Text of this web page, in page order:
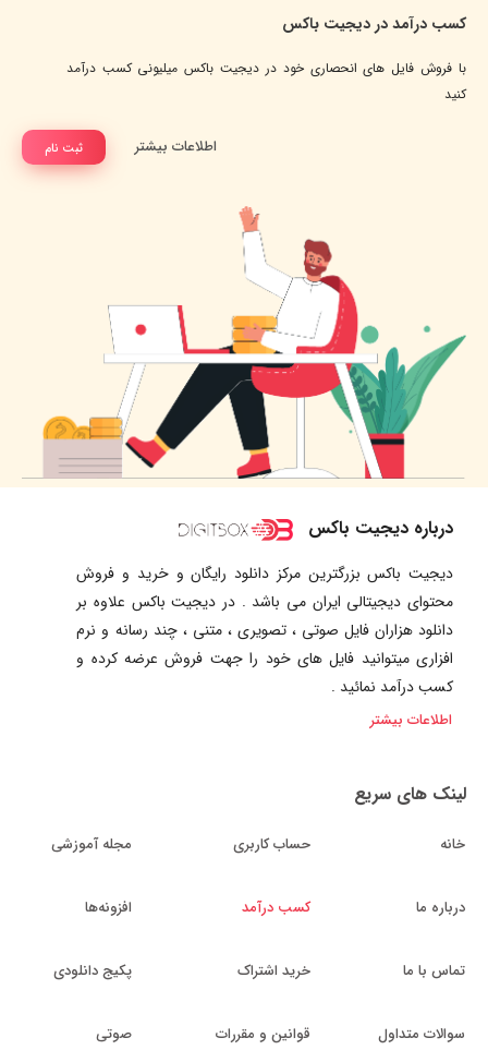
کسب درآمد در دیجیت باکس
با فروش فایل های انحصاری خود در دیجیت باکس میلیونی کسب درآمد
کنید
ثبت نام اطلاعات بیشتر
درباره دیجیت باکس
دیجیت باکس بزرگترین مرکز دانلود رایگان و خرید و فروش
محتوای دیجیتالی ایران می باشد . در دیجیت باکس علاوه بر
دانلود هزاران فایل صوتی ، تصویری ، متنی ، چند رسانه و نرم
افزاری میتوانید فایل های خود را جهت فروش عرضه کرده و
کسب درآمد نمائید .
اطلاعات بیشتر
لینک های سریع
خانه
درباره ما
تماس با ما
سوالات متداول
حساب کاربری
کسب درآمد
خرید اشتراک
قوانین و مقررات
مجله آموزشی
افزونه‌ها
پکیج دانلودی
صوتی